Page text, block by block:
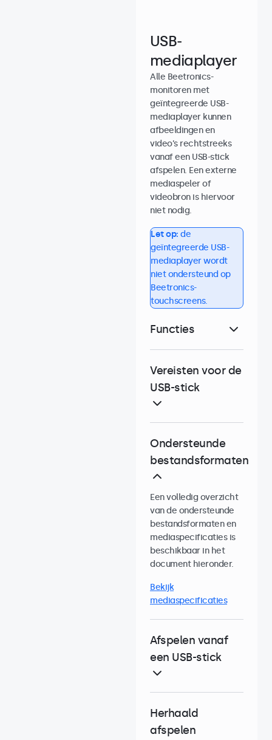
USB-
mediaplayer
Alle Beetronics-
monitoren met
geïntegreerde USB-
mediaplayer kunnen
afbeeldingen en
video’s rechtstreeks
vanaf een USB-stick
afspelen. Een externe
mediaspeler of
videobron is hiervoor
niet nodig.
Let op: de
geïntegreerde USB-
mediaplayer wordt
niet ondersteund op
Beetronics-
touchscreens.
Functies
Vereisten voor de
USB-stick
Ondersteunde
bestandsformaten
Een volledig overzicht
van de ondersteunde
bestandsformaten en
mediaspecificaties is
beschikbaar in het
document hieronder.
Bekijk
mediaspecificaties
Afspelen vanaf
een USB-stick
Herhaald
afspelen